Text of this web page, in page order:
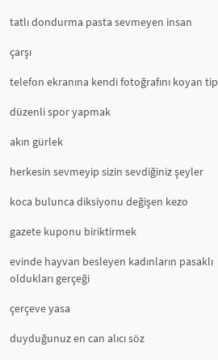
tatlı dondurma pasta sevmeyen insan
çarşı
telefon ekranına kendi fotoğrafını koyan tip
düzenli spor yapmak
akın gürlek
herkesin sevmeyip sizin sevdiğiniz şeyler
koca bulunca diksiyonu değişen kezo
gazete kuponu biriktirmek
evinde hayvan besleyen kadınların pasaklı
oldukları gerçeği
çerçeve yasa
duyduğunuz en can alıcı söz